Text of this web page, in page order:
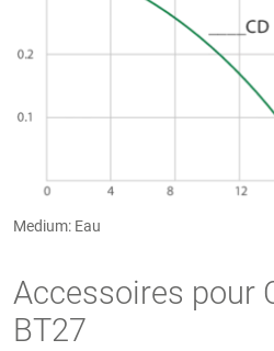
Medium: Eau
Accessoires pour
BT27